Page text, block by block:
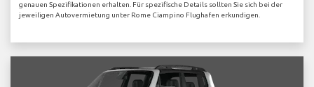
genauen Spezifikationen erhalten. Für spezifische Details sollten Sie sich bei der
jeweiligen Autovermietung unter Rome Ciampino Flughafen erkundigen.